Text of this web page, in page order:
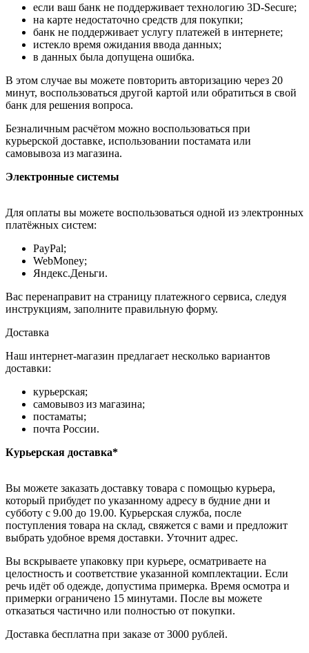
если ваш банк не поддерживает технологию 3D-Secure;
на карте недостаточно средств для покупки;
банк не поддерживает услугу платежей в интернете;
истекло время ожидания ввода данных;
в данных была допущена ошибка.
В этом случае вы можете повторить авторизацию через 20
минут, воспользоваться другой картой или обратиться в свой
банк для решения вопроса.
Безналичным расчётом можно воспользоваться при
курьерской доставке, использовании постамата или
самовывоза из магазина.
Электронные системы
Для оплаты вы можете воспользоваться одной из электронных
платёжных систем:
PayPal;
WebMoney;
Яндекс.Деньги.
Вас перенаправит на страницу платежного сервиса, следуя
инструкциям, заполните правильную форму.
Доставка
Наш интернет-магазин предлагает несколько вариантов
доставки:
курьерская;
самовывоз из магазина;
постаматы;
почта России.
Курьерская доставка*
Вы можете заказать доставку товара с помощью курьера,
который прибудет по указанному адресу в будние дни и
субботу с 9.00 до 19.00. Курьерская служба, после
поступления товара на склад, свяжется с вами и предложит
выбрать удобное время доставки. Уточнит адрес.
Вы вскрываете упаковку при курьере, осматриваете на
целостность и соответствие указанной комплектации. Если
речь идёт об одежде, допустима примерка. Время осмотра и
примерки ограничено 15 минутами. После вы можете
отказаться частично или полностью от покупки.
Доставка бесплатна при заказе от 3000 рублей.